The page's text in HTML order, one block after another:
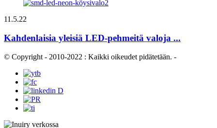
11.5.22
Kahdenlaisia ​​yleisiä LED-pehmeitä valoja ...
© Copyright - 2010-2022 : Kaikki oikeudet pidätetään. -